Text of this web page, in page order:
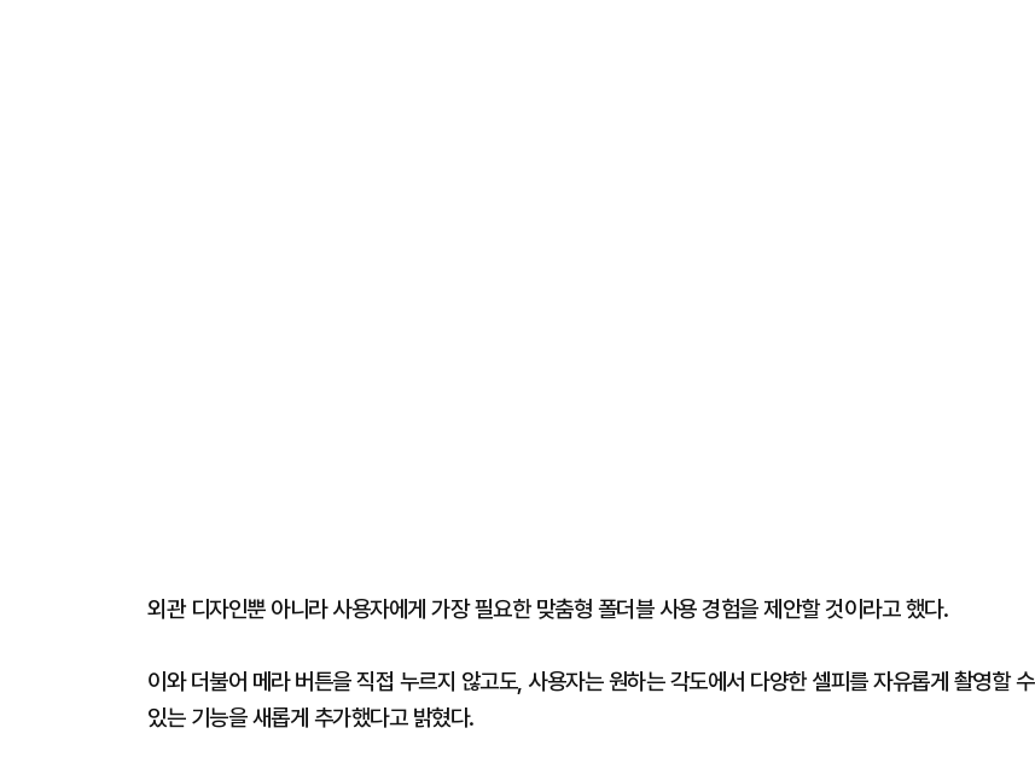
외관 디자인뿐 아니라 사용자에게 가장 필요한 맞춤형 폴더블 사용 경험을 제안할 것이라고 했다.
이와 더불어 메라 버튼을 직접 누르지 않고도, 사용자는 원하는 각도에서 다양한 셀피를 자유롭게 촬영할 수
있는 기능을 새롭게 추가했다고 밝혔다.